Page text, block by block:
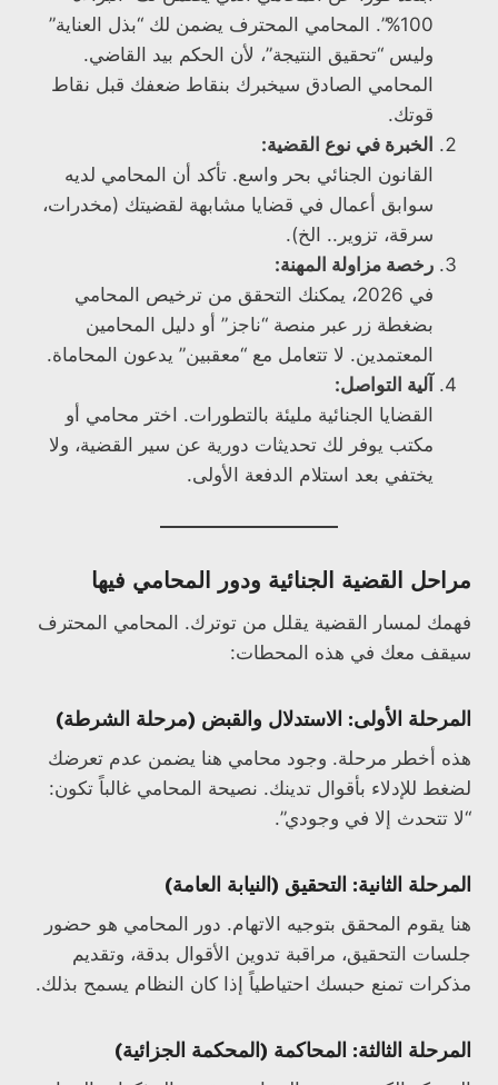
100%”. المحامي المحترف يضمن لك “بذل العناية”
وليس “تحقيق النتيجة”، لأن الحكم بيد القاضي.
المحامي الصادق سيخبرك بنقاط ضعفك قبل نقاط
قوتك.
الخبرة في نوع القضية:
القانون الجنائي بحر واسع. تأكد أن المحامي لديه
سوابق أعمال في قضايا مشابهة لقضيتك (مخدرات،
سرقة، تزوير.. الخ).
رخصة مزاولة المهنة:
في 2026، يمكنك التحقق من ترخيص المحامي
بضغطة زر عبر منصة “ناجز” أو دليل المحامين
المعتمدين. لا تتعامل مع “معقبين” يدعون المحاماة.
آلية التواصل:
القضايا الجنائية مليئة بالتطورات. اختر محامي أو
مكتب يوفر لك تحديثات دورية عن سير القضية، ولا
يختفي بعد استلام الدفعة الأولى.
مراحل القضية الجنائية ودور المحامي فيها
فهمك لمسار القضية يقلل من توترك. المحامي المحترف
سيقف معك في هذه المحطات:
المرحلة الأولى: الاستدلال والقبض (مرحلة الشرطة)
هذه أخطر مرحلة. وجود محامي هنا يضمن عدم تعرضك
لضغط للإدلاء بأقوال تدينك. نصيحة المحامي غالباً تكون:
“لا تتحدث إلا في وجودي”.
المرحلة الثانية: التحقيق (النيابة العامة)
هنا يقوم المحقق بتوجيه الاتهام. دور المحامي هو حضور
جلسات التحقيق، مراقبة تدوين الأقوال بدقة، وتقديم
مذكرات تمنع حبسك احتياطياً إذا كان النظام يسمح بذلك.
المرحلة الثالثة: المحاكمة (المحكمة الجزائية)